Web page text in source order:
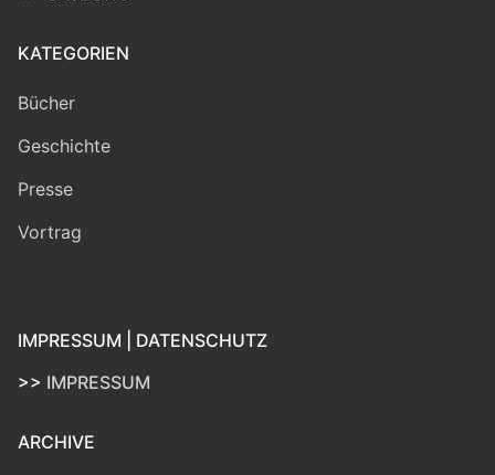
KATEGORIEN
Bücher
Geschichte
Presse
Vortrag
IMPRESSUM | DATENSCHUTZ
>> IMPRESSUM
ARCHIVE